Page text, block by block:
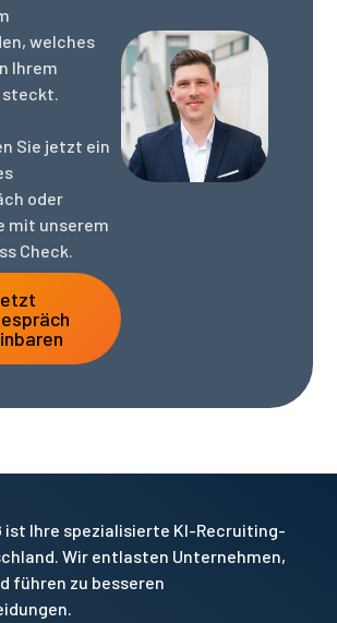
welches
Ihrem
steckt.
Sie jetzt ein
oder
mit unserem
Check.
ist Ihre spezialisierte KI-Recruiting-
Wir entlasten Unternehmen,
führen zu besseren